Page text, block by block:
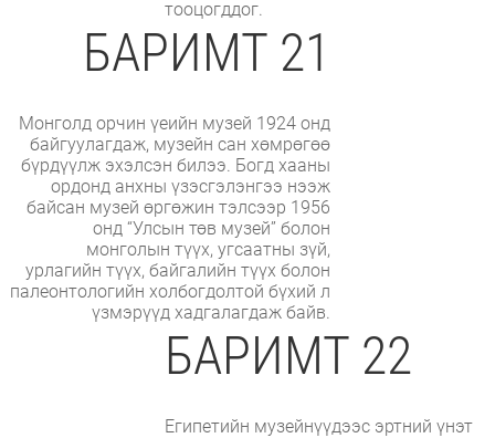
тооцогддог.
БАРИМТ 21
Монголд орчин үеийн музей 1924 онд
байгуулагдаж, музейн сан хөмрөгөө
бүрдүүлж эхэлсэн билээ. Богд хааны
ордонд анхны үзэсгэлэнгээ нээж
байсан музей өргөжин тэлсээр 1956
онд “Улсын төв музей” болон
монголын түүх, угсаатны зүй,
урлагийн түүх, байгалийн түүх болон
палеонтологийн холбогдолтой бүхий л
үзмэрүүд хадгалагдаж байв.
БАРИМТ 22
Египетийн музейнүүдээс эртний үнэт